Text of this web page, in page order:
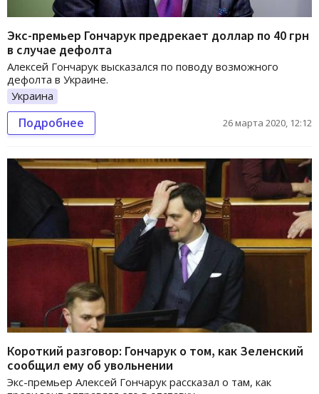
Экс-премьер Гончарук предрекает доллар по 40 грн
в случае дефолта
Алексей Гончарук высказался по поводу возможного
дефолта в Украине.
Украина
Подробнее 26 марта 2020, 12:12
Короткий разговор: Гончарук о том, как Зеленский
сообщил ему об увольнении
Экс-премьер Алексей Гончарук рассказал о там, как